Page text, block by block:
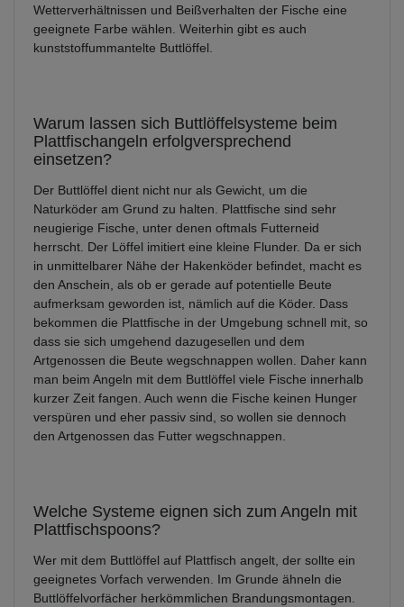
Wetterverhältnissen und Beißverhalten der Fische eine
geeignete Farbe wählen. Weiterhin gibt es auch
kunststoffummantelte Buttlöffel.
Warum lassen sich Buttlöffelsysteme beim
Plattfischangeln erfolgversprechend
einsetzen?
Der Buttlöffel dient nicht nur als Gewicht, um die
Naturköder am Grund zu halten. Plattfische sind sehr
neugierige Fische, unter denen oftmals Futterneid
herrscht. Der Löffel imitiert eine kleine Flunder. Da er sich
in unmittelbarer Nähe der Hakenköder befindet, macht es
den Anschein, als ob er gerade auf potentielle Beute
aufmerksam geworden ist, nämlich auf die Köder. Dass
bekommen die Plattfische in der Umgebung schnell mit, so
dass sie sich umgehend dazugesellen und dem
Artgenossen die Beute wegschnappen wollen. Daher kann
man beim Angeln mit dem Buttlöffel viele Fische innerhalb
kurzer Zeit fangen. Auch wenn die Fische keinen Hunger
verspüren und eher passiv sind, so wollen sie dennoch
den Artgenossen das Futter wegschnappen.
Welche Systeme eignen sich zum Angeln mit
Plattfischspoons?
Wer mit dem Buttlöffel auf Plattfisch angelt, der sollte ein
geeignetes Vorfach verwenden. Im Grunde ähneln die
Buttlöffelvorfächer herkömmlichen Brandungsmontagen.